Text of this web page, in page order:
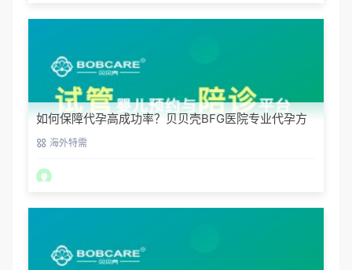
如何保障代孕高成功率？贝贝壳BFG医院专业代孕方
案解析
海外特需